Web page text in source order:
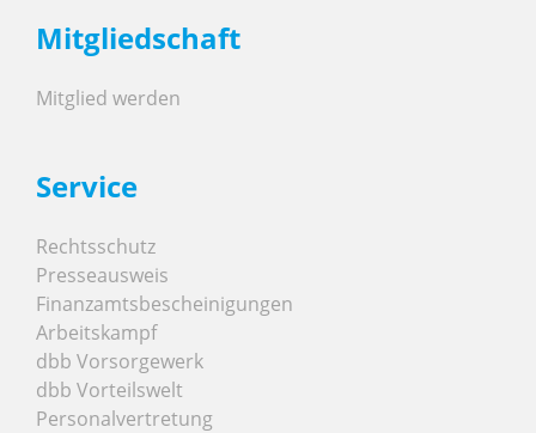
Mitgliedschaft
Mitglied werden
Service
Rechtsschutz
Presseausweis
Finanzamtsbescheinigungen
Arbeitskampf
dbb Vorsorgewerk
dbb Vorteilswelt
Personalvertretung